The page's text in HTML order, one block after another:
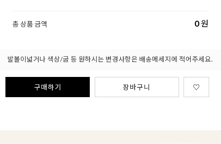
총 상품 금액 0원
발볼이넓거나 색상/굽 등 원하시는 변경사항은 배송메세지에 적어주세요.
구매하기 장바구니 ♡